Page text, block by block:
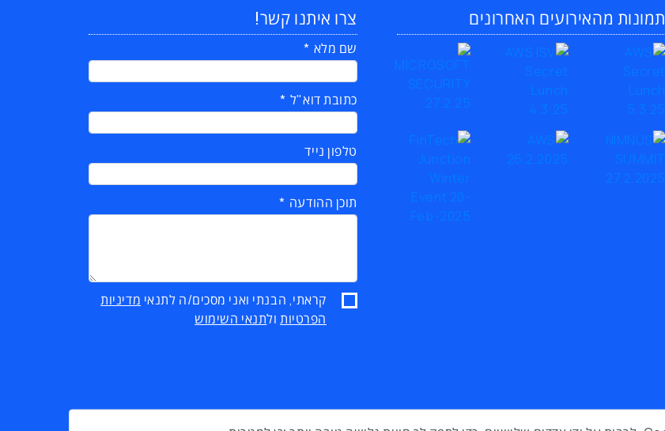
תמונות מהאירועים האחרונים צרו איתנו קשר!
שם מלא
כתובת דוא"ל
טלפון נייד
תוכן ההודעה
קראתי, הבנתי ואני מסכים/ה לתנאי מדיניות
הפרטיותולתנאי השימוש